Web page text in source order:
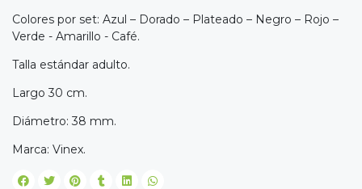
Colores por set: Azul – Dorado – Plateado – Negro – Rojo –
Verde - Amarillo - Café.
Talla estándar adulto.
Largo 30 cm.
Diámetro: 38 mm.
Marca: Vinex.